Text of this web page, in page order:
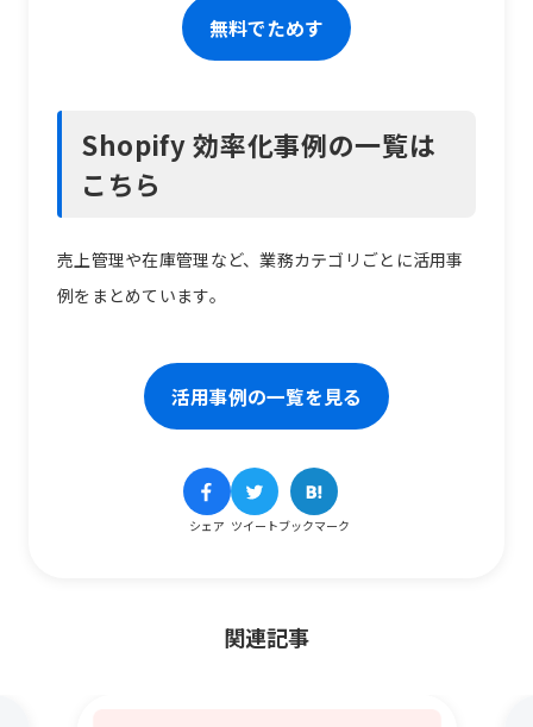
無料でためす
Shopify 効率化事例の一覧は
こちら
売上管理や在庫管理など、業務カテゴリごとに活用事
例をまとめています。
活用事例の一覧を見る
シェア ツイートブックマーク
関連記事